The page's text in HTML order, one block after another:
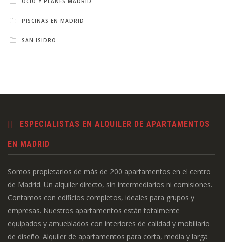
PISCINAS EN MADRID
SAN ISIDRO
ESPECIALISTAS EN ALQUILER DE APARTAMENTOS
EN MADRID
Somos propietarios de más de 200 apartamentos en el centro
de Madrid. Un alquiler directo, sin intermediarios ni comisiones.
Contamos con edificios completos, ideales para grupos y
empresas. Nuestros apartamentos están totalmente
equipados y amueblados con interiores de calidad y mobiliario
de diseño. Alquiler de apartamentos para corta, media y larga